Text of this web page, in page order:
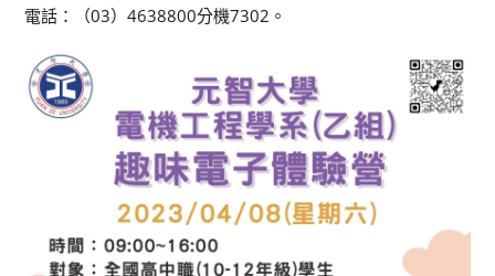
電話：（03）4638800分機7302。